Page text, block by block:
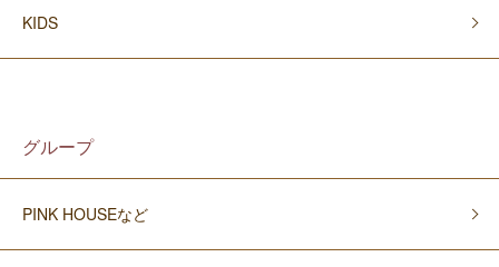
KIDS
グループ
PINK HOUSEなど